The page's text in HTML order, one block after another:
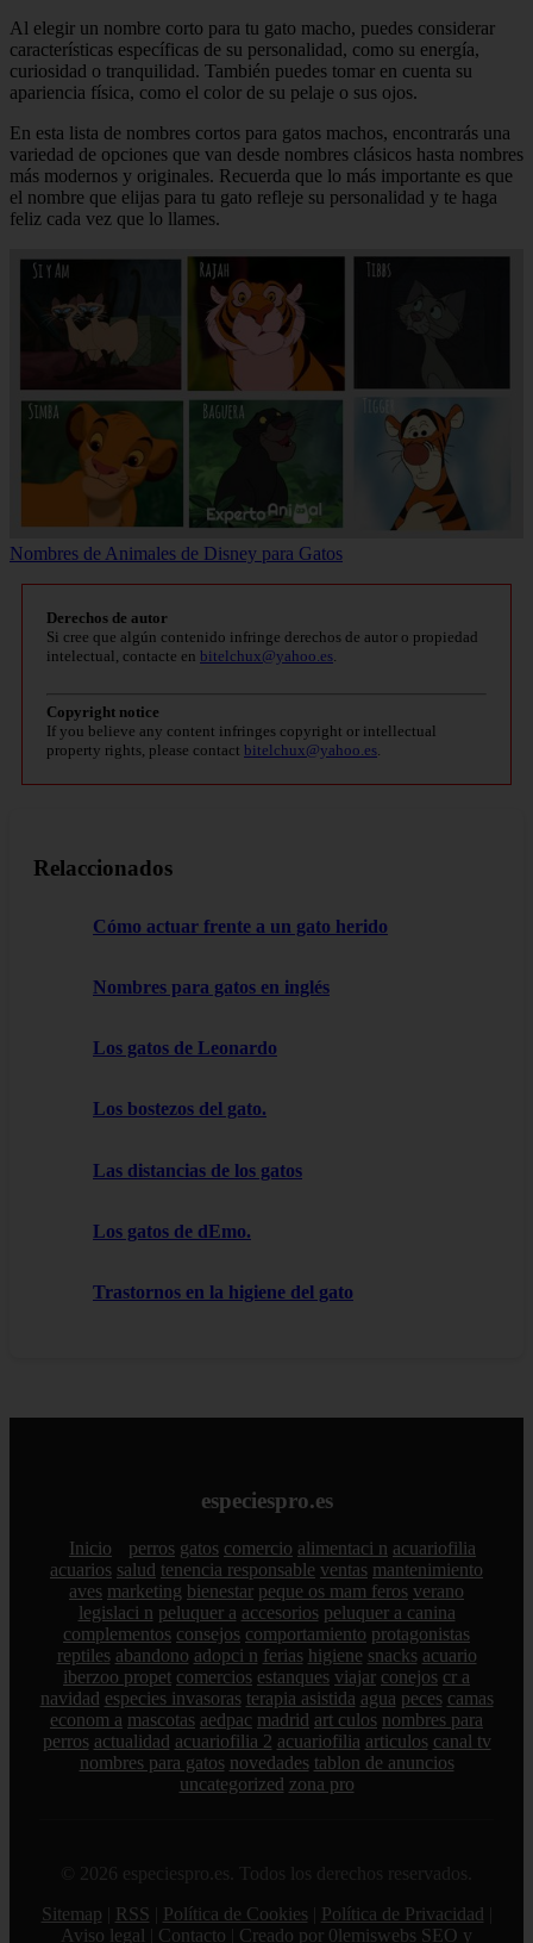
Al elegir un nombre corto para tu gato macho, puedes considerar
características específicas de su personalidad, como su energía,
curiosidad o tranquilidad. También puedes tomar en cuenta su
apariencia física, como el color de su pelaje o sus ojos.
En esta lista de nombres cortos para gatos machos, encontrarás una
variedad de opciones que van desde nombres clásicos hasta nombres
más modernos y originales. Recuerda que lo más importante es que
el nombre que elijas para tu gato refleje su personalidad y te haga
feliz cada vez que lo llames.
Nombres de Animales de Disney para Gatos
Derechos de autor
Si cree que algún contenido infringe derechos de autor o propiedad
intelectual, contacte en bitelchux@yahoo.es.
Copyright notice
If you believe any content infringes copyright or intellectual
property rights, please contact bitelchux@yahoo.es.
Relaccionados
Cómo actuar frente a un gato herido
Nombres para gatos en inglés
Los gatos de Leonardo
Los bostezos del gato.
Las distancias de los gatos
Los gatos de dEmo.
Trastornos en la higiene del gato
especiespro.es
Inicio perros gatos comercio alimentaci n acuariofilia
acuarios salud tenencia responsable ventas mantenimiento
aves marketing bienestar peque os mam feros verano
legislaci n peluquer a accesorios peluquer a canina
complementos consejos comportamiento protagonistas
reptiles abandono adopci n ferias higiene snacks acuario
iberzoo propet comercios estanques viajar conejos cr a
navidad especies invasoras terapia asistida agua peces camas
econom a mascotas aedpac madrid art culos nombres para
perros actualidad acuariofilia 2 acuariofilia articulos canal tv
nombres para gatos novedades tablon de anuncios
uncategorized zona pro
© 2026 especiespro.es. Todos los derechos reservados.
Sitemap
RSS Política de Cookies Política de Privacidad
Aviso legal
Contacto Creado por 0lemiswebs SEO y